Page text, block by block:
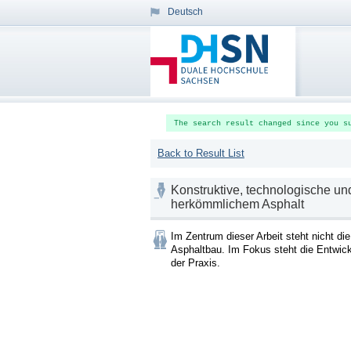
Deutsch
The search result changed since you
Back to Result List
Konstruktive, technologische
herkömmlichem Asphalt
Im Zentrum dieser Arbeit steht nicht
Asphaltbau. Im Fokus steht die
der Praxis.